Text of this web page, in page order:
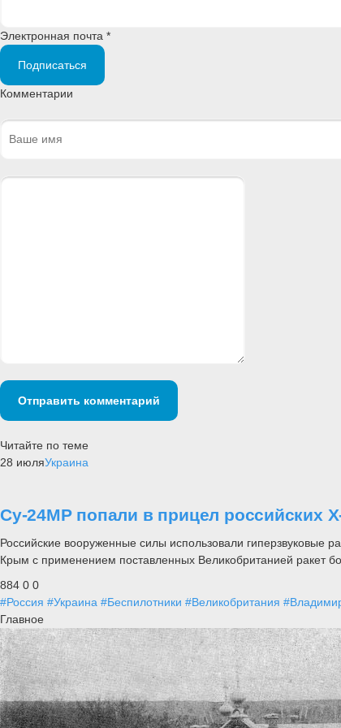
Электронная почта *
Подписаться
Комментарии
Отправить комментарий
Читайте по теме
28 июляУкраина
Су-24МР попали в прицел российских
Российские вооруженные силы использовали гиперзвуковые
Крым с применением поставленных Великобританией ракет
884 0 0
#Россия #Украина #Беспилотники #Великобритания
Главное